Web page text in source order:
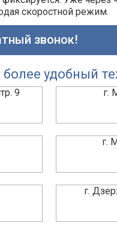
скоростной режим.
звонок!
удобный
9
г.
г.
г.